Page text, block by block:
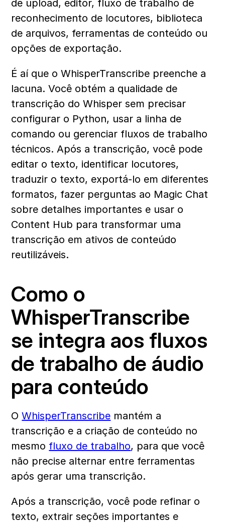
de upload, editor, fluxo de trabalho de
reconhecimento de locutores, biblioteca
de arquivos, ferramentas de conteúdo ou
opções de exportação.
É aí que o WhisperTranscribe preenche a
lacuna. Você obtém a qualidade de
transcrição do Whisper sem precisar
configurar o Python, usar a linha de
comando ou gerenciar fluxos de trabalho
técnicos. Após a transcrição, você pode
editar o texto, identificar locutores,
traduzir o texto, exportá-lo em diferentes
formatos, fazer perguntas ao Magic Chat
sobre detalhes importantes e usar o
Content Hub para transformar uma
transcrição em ativos de conteúdo
reutilizáveis.
Como o
WhisperTranscribe
se integra aos fluxos
de trabalho de áudio
para conteúdo
O WhisperTranscribe mantém a
transcrição e a criação de conteúdo no
mesmo fluxo de trabalho, para que você
não precise alternar entre ferramentas
após gerar uma transcrição.
Após a transcrição, você pode refinar o
texto, extrair seções importantes e